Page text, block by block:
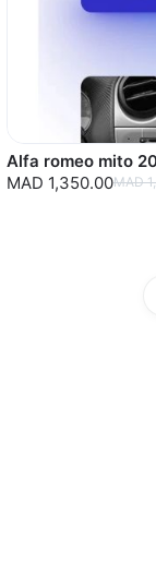
Alfa romeo mito
MAD 1,350.00MAD